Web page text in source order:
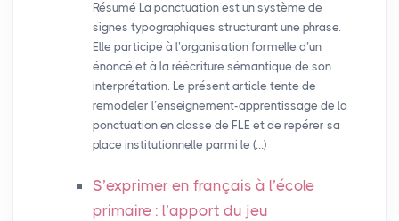
Résumé La ponctuation est un système de
signes typographiques structurant une phrase.
Elle participe à l’organisation formelle d’un
énoncé et à la réécriture sémantique de son
interprétation. Le présent article tente de
remodeler l’enseignement-apprentissage de la
ponctuation en classe de FLE et de repérer sa
place institutionnelle parmi le (…)
S’exprimer en français à l’école
primaire : l’apport du jeu